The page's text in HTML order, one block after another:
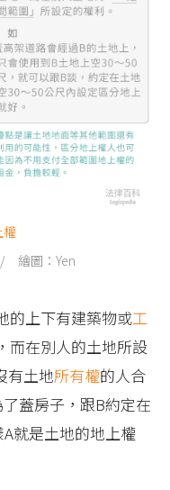
權
繪圖：Yen
的上下有建築物或工
而在別人的土地所設
有土地所有權的人合
蓋房子，跟B約定在
就是土地的地上權